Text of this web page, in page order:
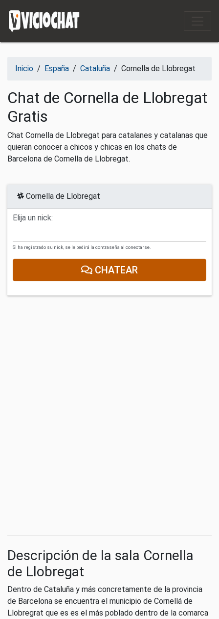
Inicio / España / Cataluña / Cornella de Llobregat
Chat de Cornella de Llobregat
Gratis
Chat Cornella de Llobregat para catalanes y catalanas que
quieran conocer a chicos y chicas en los chats de
Barcelona de Cornella de Llobregat.
Cornella de Llobregat
Elija un nick:
Si ha registrado su nick, se le pedirá la contraseña al conectarse.
CHATEAR
Descripción de la sala Cornella
de Llobregat
Dentro de Cataluña y más concretamente de la provincia
de Barcelona se encuentra el municipio de Cornellá de
Llobregrat que es es el más poblado dentro de la comarca